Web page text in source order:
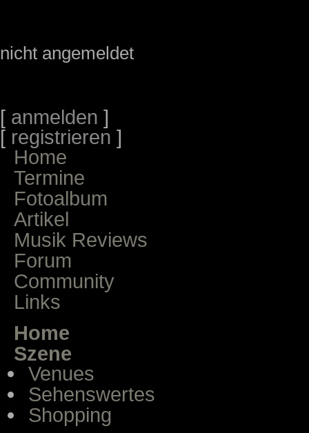
nicht angemeldet
[ anmelden ]
[ registrieren ]
Home
Termine
Fotoalbum
Artikel
Musik Reviews
Forum
Community
Links
Home
Szene
Venues
Sehenswertes
Shopping